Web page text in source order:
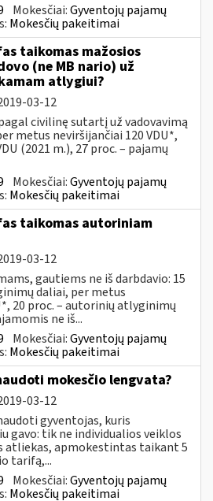
Mokesčiai:Gyventojų pajamų
Mokesčių pakeitimai
taikomas mažosios
(ne MB nario) už
atlygiui?
03-12
civilinę sutartį už vadovavimą
metus neviršijančiai 120 VDU*,
(2021 m.), 27 proc. – pajamų
Mokesčiai:Gyventojų pajamų
Mokesčių pakeitimai
taikomas autoriniam
03-12
gautiems ne iš darbdavio: 15
daliai, per metus
20 proc. – autorinių atlyginimų
ne iš...
Mokesčiai:Gyventojų pajamų
Mokesčių pakeitimai
mokesčio lengvata?
03-12
gyventojas, kuris
gavo: tik ne individualios veiklos
atliekas, apmokestintas taikant 5
tarifą,...
Mokesčiai:Gyventojų pajamų
Mokesčių pakeitimai